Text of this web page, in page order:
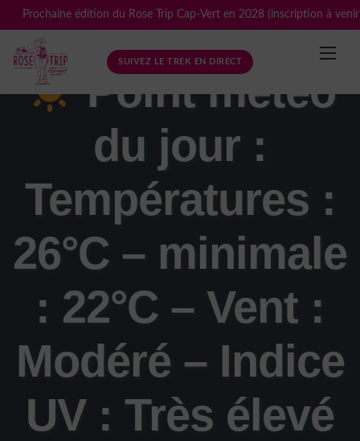
Prochaine édition du Rose Trip Cap-Vert en 2028 (inscription à
content
SUIVEZ LE TREK EN DIRECT
Point météo
du jour :
Températures :
26°C – minimale
: 22°C – Vent :
Modéré – Indice
UV : Très élevé